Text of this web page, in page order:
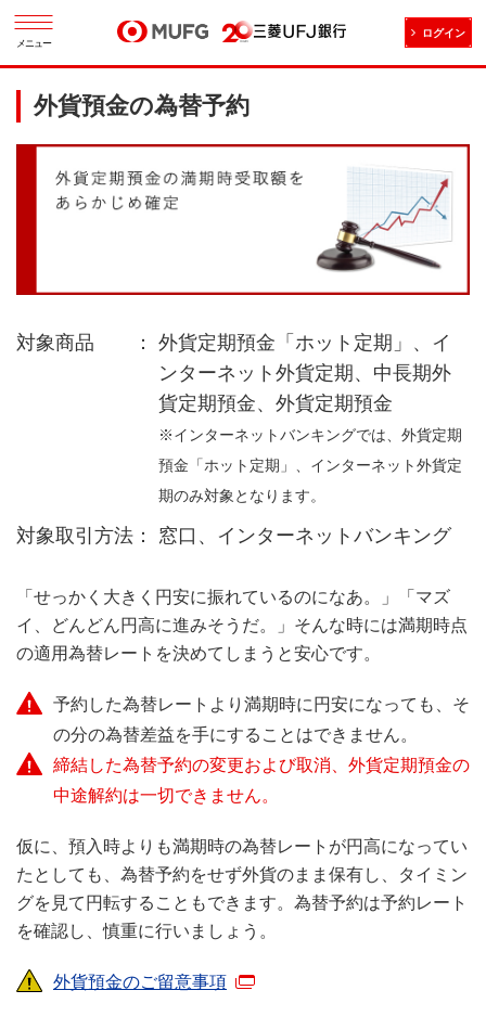
メニュー
ログイン
外貨預金の為替予約
外貨定期預金「ホット定期」、イ
ンターネット外貨定期、中長期外
貨定期預金、外貨定期預金
※インターネットバンキングでは、外貨定期
預金「ホット定期」、インターネット外貨定
期のみ対象となります。
窓口、インターネットバンキング
「せっかく大きく円安に振れているのになあ。」「マズ
イ、どんどん円高に進みそうだ。」そんな時には満期時点
の適用為替レートを決めてしまうと安心です。
予約した為替レートより満期時に円安になっても、そ
の分の為替差益を手にすることはできません。
締結した為替予約の変更および取消、外貨定期預金の
中途解約は一切できません。
仮に、預入時よりも満期時の為替レートが円高になってい
たとしても、為替予約をせず外貨のまま保有し、タイミン
グを見て円転することもできます。為替予約は予約レート
を確認し、慎重に行いましょう。
外貨預金のご留意事項